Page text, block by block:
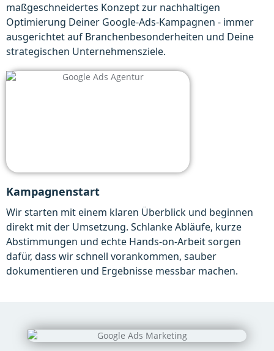
maßgeschneidertes Konzept zur nachhaltigen
Optimierung Deiner Google-Ads-Kampagnen - immer
ausgerichtet auf Branchenbesonderheiten und Deine
strategischen Unternehmensziele.
Kampagnenstart
Wir starten mit einem klaren Überblick und beginnen
direkt mit der Umsetzung. Schlanke Abläufe, kurze
Abstimmungen und echte Hands-on-Arbeit sorgen
dafür, dass wir schnell vorankommen, sauber
dokumentieren und Ergebnisse messbar machen.